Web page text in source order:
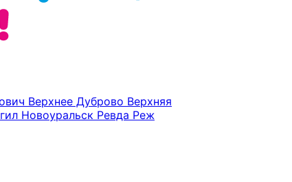
Верхнее Дуброво Верхняя
Новоуральск Ревда Реж